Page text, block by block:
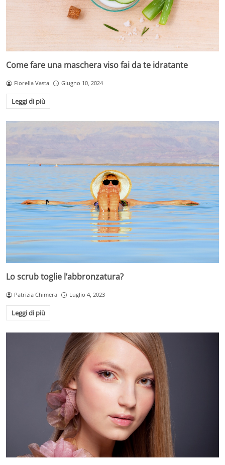
Come fare una maschera viso fai da te idratante
Fiorella Vasta Giugno 10, 2024
Leggi di più
Lo scrub toglie l’abbronzatura?
Patrizia Chimera Luglio 4, 2023
Leggi di più